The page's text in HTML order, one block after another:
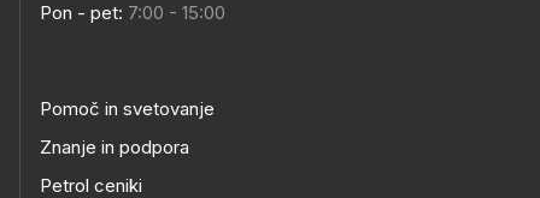
Pon - pet: 7:00 - 15:00
Pomoč in svetovanje
Znanje in podpora
Petrol ceniki